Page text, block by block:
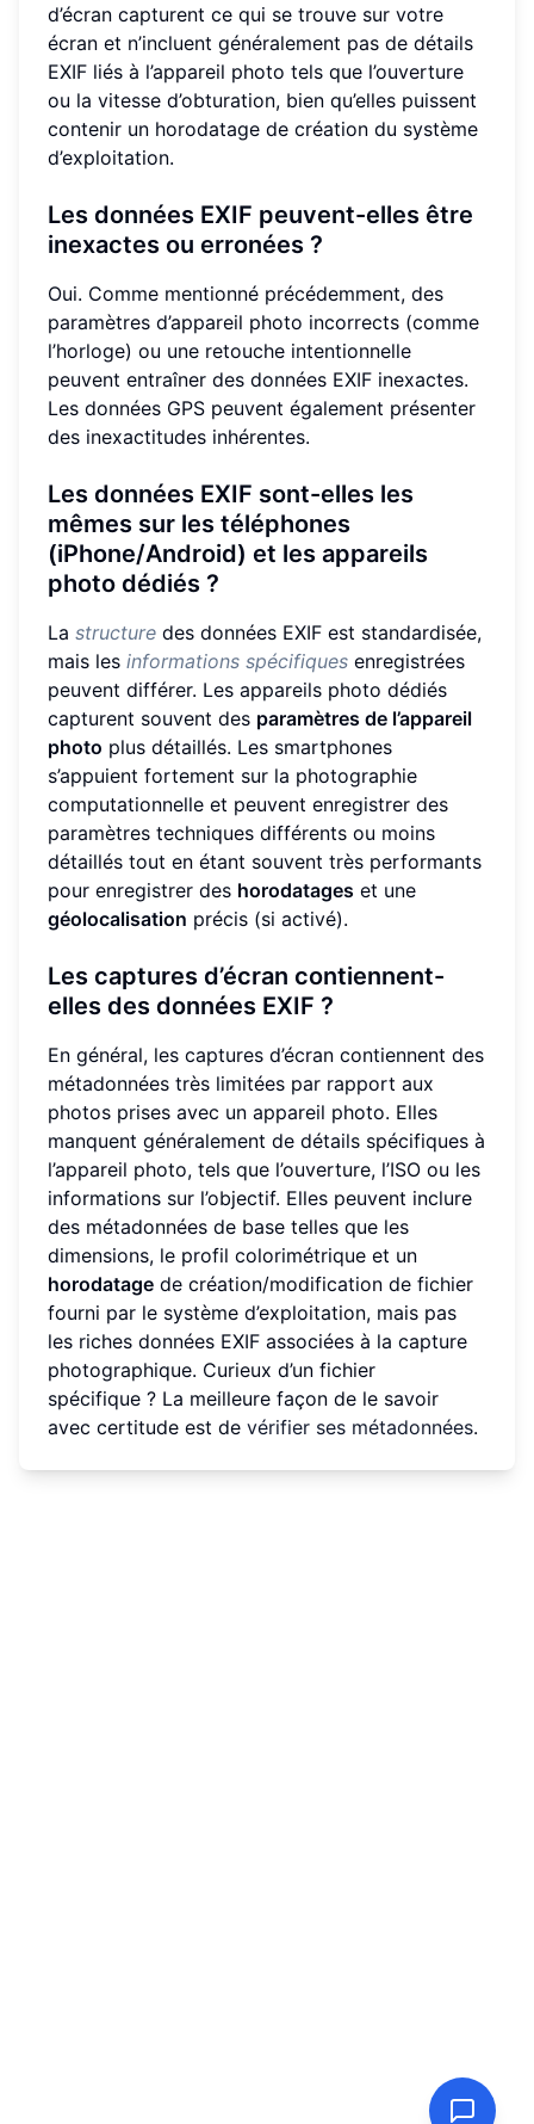
d’écran capturent ce qui se trouve sur votre
écran et n’incluent généralement pas de détails
EXIF liés à l’appareil photo tels que l’ouverture
ou la vitesse d’obturation, bien qu’elles puissent
contenir un horodatage de création du système
d’exploitation.
Les données EXIF peuvent-elles être
inexactes ou erronées ?
Oui. Comme mentionné précédemment, des
paramètres d’appareil photo incorrects (comme
l’horloge) ou une retouche intentionnelle
peuvent entraîner des données EXIF inexactes.
Les données GPS peuvent également présenter
des inexactitudes inhérentes.
Les données EXIF sont-elles les
mêmes sur les téléphones
(iPhone/Android) et les appareils
photo dédiés ?
La structure des données EXIF est standardisée,
mais les informations spécifiques enregistrées
peuvent différer. Les appareils photo dédiés
capturent souvent des paramètres de l’appareil
photo plus détaillés. Les smartphones
s’appuient fortement sur la photographie
computationnelle et peuvent enregistrer des
paramètres techniques différents ou moins
détaillés tout en étant souvent très performants
pour enregistrer des horodatages et une
géolocalisation précis (si activé).
Les captures d’écran contiennent-
elles des données EXIF ?
En général, les captures d’écran contiennent des
métadonnées très limitées par rapport aux
photos prises avec un appareil photo. Elles
manquent généralement de détails spécifiques à
l’appareil photo, tels que l’ouverture, l’ISO ou les
informations sur l’objectif. Elles peuvent inclure
des métadonnées de base telles que les
dimensions, le profil colorimétrique et un
horodatage de création/modification de fichier
fourni par le système d’exploitation, mais pas
les riches données EXIF associées à la capture
photographique. Curieux d’un fichier
spécifique ? La meilleure façon de le savoir
avec certitude est de vérifier ses métadonnées.